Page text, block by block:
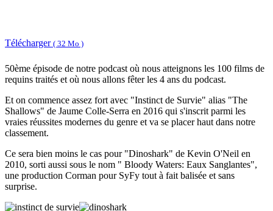
Télécharger ( 32 Mo )
50ème épisode de notre podcast où nous atteignons les 100 films de
requins traités et où nous allons fêter les 4 ans du podcast.
Et on commence assez fort avec "Instinct de Survie" alias "The
Shallows" de Jaume Colle-Serra en 2016 qui s'inscrit parmi les
vraies réussites modernes du genre et va se placer haut dans notre
classement.
Ce sera bien moins le cas pour "Dinoshark" de Kevin O'Neil en
2010, sorti aussi sous le nom " Bloody Waters: Eaux Sanglantes",
une production Corman pour SyFy tout à fait balisée et sans
surprise.